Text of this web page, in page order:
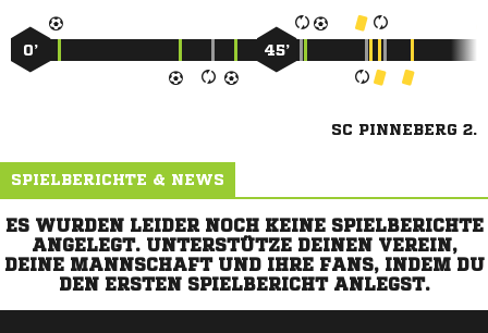
0’ 45’
SC PINNEBERG 2.
SPIELBERICHTE & NEWS
ES WURDEN LEIDER NOCH KEINE SPIELBERICHTE
ANGELEGT. UNTERSTÜTZE DEINEN VEREIN,
DEINE MANNSCHAFT UND IHRE FANS, INDEM DU
DEN ERSTEN SPIELBERICHT ANLEGST.